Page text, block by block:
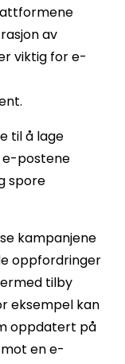
av
viktig for e-
til å lage
e-postene
spore
kampanjene
oppfordringer
tilby
eksempel kan
oppdatert på
en e-